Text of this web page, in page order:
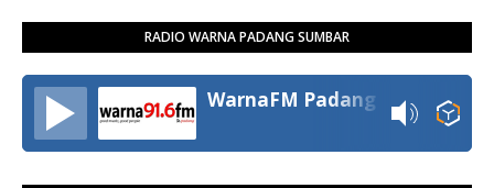
RADIO WARNA PADANG SUMBAR
WarnaFM Padang